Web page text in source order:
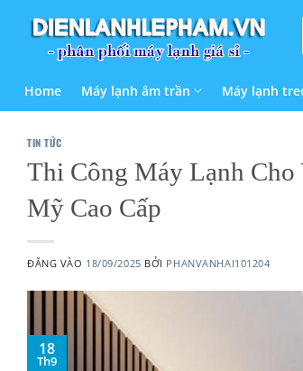
Home Máy lạnh âm trần Máy lạnh
TIN TỨC
Thi Công Máy Lạnh
Mỹ Cao Cấp
ĐĂNG VÀO 18/09/2025 BỞI PHANVANHAI101204
18
Th9